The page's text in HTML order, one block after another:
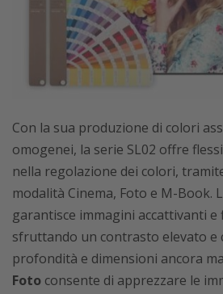
Con la sua produzione di colori
omogenei, la serie SL02 offre
nella regolazione dei colori,
modalità Cinema, Foto e M-Book.
garantisce immagini accattivanti
sfruttando un contrasto elevato e
profondità e dimensioni ancora
Foto consente di apprezzare le